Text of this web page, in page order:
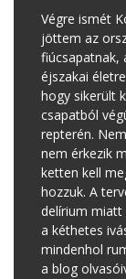
Végre ismét
jöttem az
fiúcsapatnak,
éjszakai
hogy sikerült
csapatból
repterén.
nem érkezik
ketten kell
hozzuk. A
delírium miatt
a kéthetes
mindenhol
a blog